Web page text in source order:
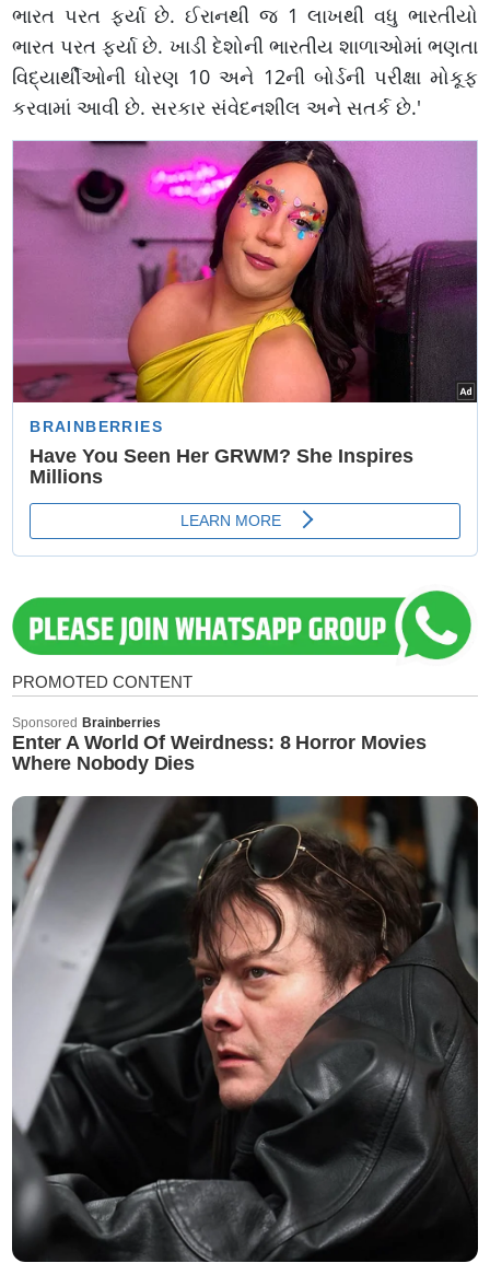
ભારત પરત ફર્યા છે. ઈરાનથી જ 1 લાખથી વધુ ભારતીયો
ભારત પરત ફર્યા છે. ખાડી દેશોની ભારતીય શાળાઓમાં ભણતા
વિદ્યાર્થીઓની ધોરણ 10 અને 12ની બોર્ડની પરીક્ષા મોકૂફ
કરવામાં આવી છે. સરકાર સંવેદનશીલ અને સતર્ક છે.'